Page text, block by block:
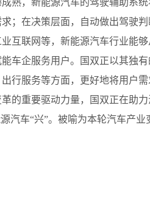
熟，新能源汽车的驾驶辅助系
；在决策层面，自动做出驾驶
互联网等，新能源汽车行业能
车企服务用户。国双正以其独
行服务等方面，更好地将用户
的重要驱动力量，国双正在助
汽车“兴”。被喻为本轮汽车产